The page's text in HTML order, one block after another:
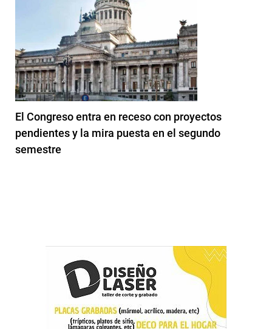
El Congreso entra en receso con proyectos
pendientes y la mira puesta en el segundo
semestre